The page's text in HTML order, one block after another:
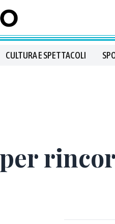
CULTURA E SPETTACOLI
per